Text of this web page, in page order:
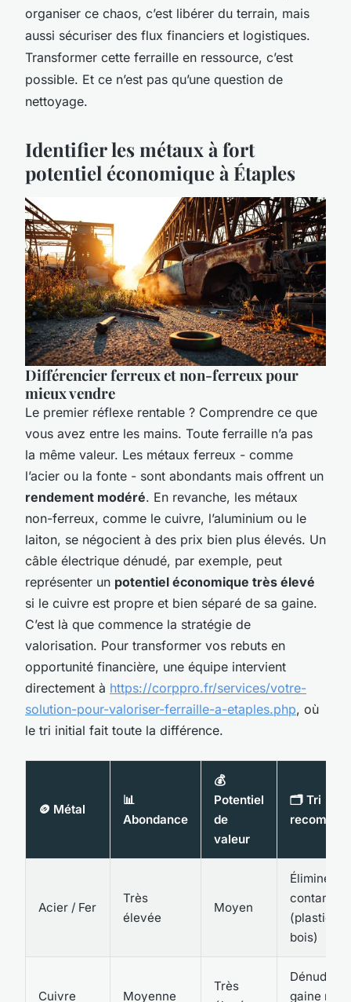
organiser ce chaos, c’est libérer du terrain, mais
aussi sécuriser des flux financiers et logistiques.
Transformer cette ferraille en ressource, c’est
possible. Et ce n’est pas qu’une question de
nettoyage.
Identifier les métaux à fort
potentiel économique à Étaples
Différencier ferreux et non-ferreux pour
mieux vendre
Le premier réflexe rentable ? Comprendre ce que
vous avez entre les mains. Toute ferraille n’a pas
la même valeur. Les métaux ferreux - comme
l’acier ou la fonte - sont abondants mais offrent un
rendement modéré. En revanche, les métaux
non-ferreux, comme le cuivre, l’aluminium ou le
laiton, se négocient à des prix bien plus élevés. Un
câble électrique dénudé, par exemple, peut
représenter un potentiel économique très élevé
si le cuivre est propre et bien séparé de sa gaine.
C’est là que commence la stratégie de
valorisation. Pour transformer vos rebuts en
opportunité financière, une équipe intervient
directement à https://corppro.fr/services/votre-
solution-pour-valoriser-ferraille-a-etaples.php, où
le tri initial fait toute la différence.
🪙 Métal
📊
Abondance
💰
Potentiel
de
valeur
🗂️ Tri
Acier / Fer
Très
élevée
Moyen
Éliminer
(plastique,
bois)
Cuivre Moyenne
Très
Dénudé,
gaine ni